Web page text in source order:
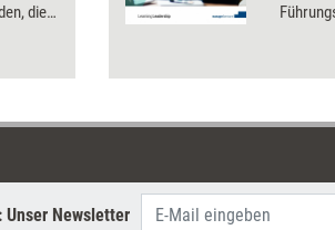
die
Unser Newsletter